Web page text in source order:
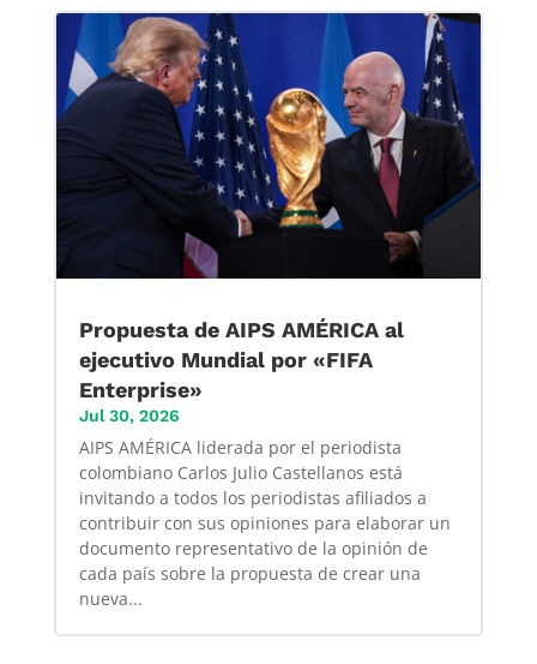
Propuesta de AIPS AMÉRICA al
ejecutivo Mundial por «FIFA
Enterprise»
Jul 30, 2026
AIPS AMÉRICA liderada por el periodista
colombiano Carlos Julio Castellanos está
invitando a todos los periodistas afiliados a
contribuir con sus opiniones para elaborar un
documento representativo de la opinión de
cada país sobre la propuesta de crear una
nueva...